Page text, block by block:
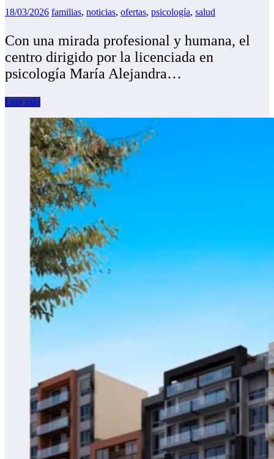
18/03/2026 familias, noticias, ofertas, psicología, salud
Con una mirada profesional y humana, el
centro dirigido por la licenciada en
psicología María Alejandra…
Leer más